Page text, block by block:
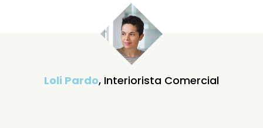
Loli Pardo, Interiorista Comercial